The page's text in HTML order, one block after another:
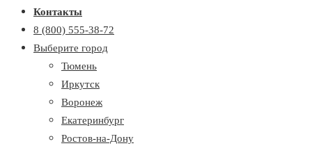
Контакты
8 (800) 555-38-72
Выберите город
Тюмень
Иркутск
Воронеж
Екатеринбург
Ростов-на-Дону